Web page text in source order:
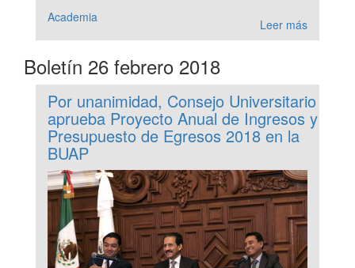
Academia Leer más
Boletín 26 febrero 2018
Por unanimidad, Consejo Universitario
aprueba Proyecto Anual de Ingresos y
Presupuesto de Egresos 2018 en la
BUAP